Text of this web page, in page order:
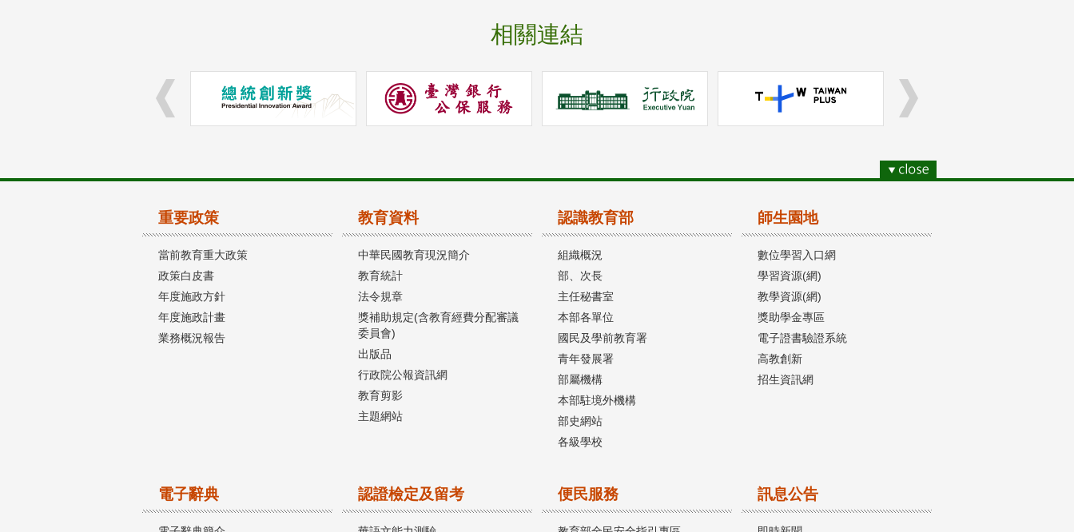
相關連結
重要政策
當前教育重大政策
政策白皮書
年度施政方針
年度施政計畫
業務概況報告
教育資料
中華民國教育現況簡介
教育統計
法令規章
獎補助規定(含教育經費分配審議
委員會)
出版品
行政院公報資訊網
教育剪影
主題網站
認識教育部
組織概況
部、次長
主任秘書室
本部各單位
國民及學前教育署
青年發展署
部屬機構
本部駐境外機構
部史網站
各級學校
師生園地
數位學習入口網
學習資源(網)
教學資源(網)
獎助學金專區
電子證書驗證系統
高教創新
招生資訊網
電子辭典 認證檢定及留考 便民服務 訊息公告